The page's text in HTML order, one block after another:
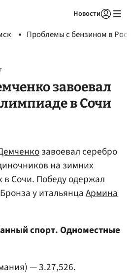
Новости
Проблемы с бензином в
завоевал
в Сочи
завоевал серебро
на зимних
Сочи. Победу одержал
у итальянцаАрмина
спорт. Одноместные
— 3.27,526.